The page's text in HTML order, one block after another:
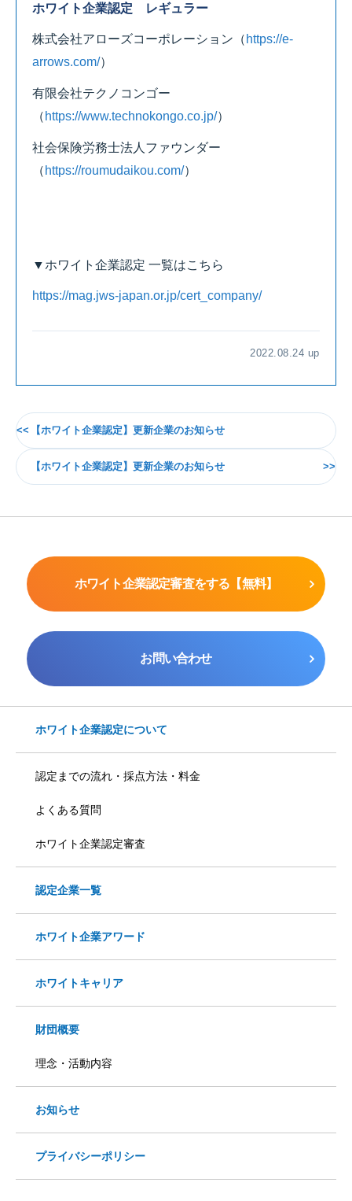
ホワイト企業認定 レギュラー
株式会社アローズコーポレーション （ https://e-
arrows.com/）
有限会社テクノコンゴー
（ https://www.technokongo.co.jp/）
社会保険労務士法人ファウンダー
（ https://roumudaikou.com/）
▼ホワイト企業認定 一覧はこちら
https://mag.jws-japan.or.jp/cert_company/
2022.08.24 up
【ホワイト企業認定】更新企業のお知らせ
【ホワイト企業認定】更新企業のお知らせ
ホワイト企業認定審査をする【無料】
お問い合わせ
ホワイト企業認定について
認定までの流れ・採点方法・料金
よくある質問
ホワイト企業認定審査
認定企業一覧
ホワイト企業アワード
ホワイトキャリア
財団概要
理念・活動内容
お知らせ
プライバシーポリシー